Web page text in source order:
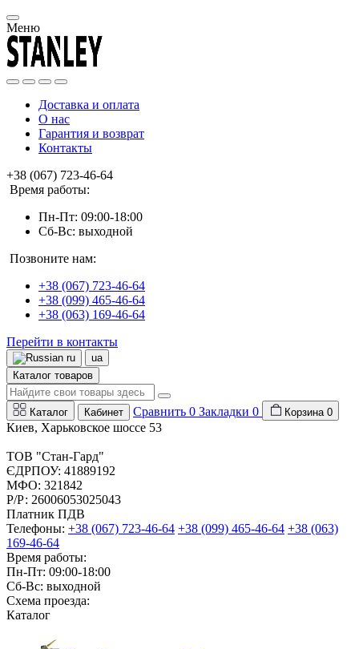
Меню
Доставка и оплата
О нас
Гарантия и возврат
Контакты
+38 (067) 723-46-64
Время работы:
Пн-Пт: 09:00-18:00
Сб-Вс: выходной
Позвоните нам:
+38 (067) 723-46-64
+38 (099) 465-46-64
+38 (063) 169-46-64
Перейти в контакты
ru
ua
Каталог товаров
Каталог Кабинет Сравнить 0 Закладки 0 Корзина 0
Киев, Харьковское шоссе 53
ТОВ "Стан-Гард"
ЄДРПОУ: 41889192
МФО: 321842
Р/Р: 26006053025043
Платник ПДВ
Телефоны: +38 (067) 723-46-64 +38 (099) 465-46-64 +38 (063)
169-46-64
Время работы:
Пн-Пт: 09:00-18:00
Сб-Вс: выходной
Схема проезда:
Каталог